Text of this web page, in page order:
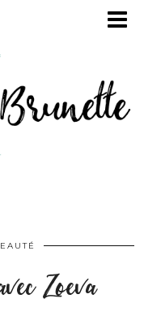
Zoeva